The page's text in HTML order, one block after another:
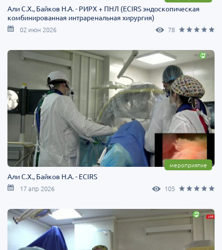
Али С.Х., Байков Н.А. - РИРХ + ПНЛ (ECIRS эндоскопическая
комбинированная интраренальная хирургия)
02 июн 2026 78
мероприятие
Али C.Х., Байков Н.А. - ECIRS
17 апр 2026 105